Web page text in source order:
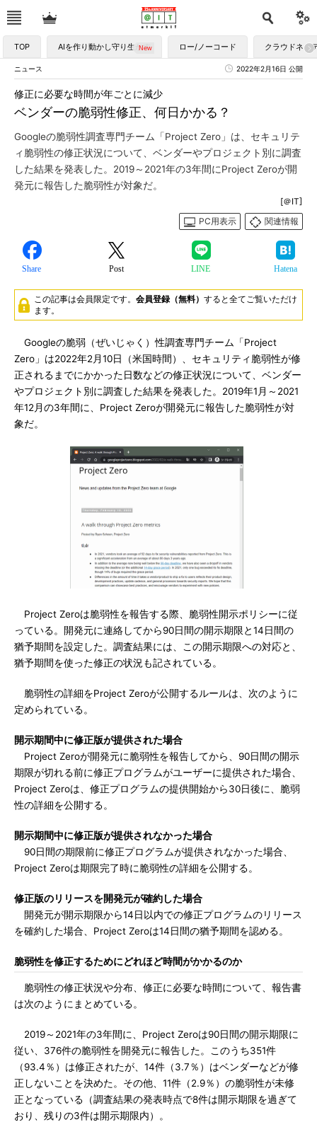
TOP AIを作り動かし守り生かす ロー/ノーコード クラウドネイ
ニュース 2022年2月16日 公開
ベンダーの脆弱性修正、何日かかる？
修正に必要な時間が年ごとに減少
Googleの脆弱性調査専門チーム「Project Zero」は、セキュリテ
ィ脆弱性の修正状況について、ベンダーやプロジェクト別に調査
した結果を発表した。2019～2021年の3年間にProject Zeroが開
発元に報告した脆弱性が対象だ。
[＠IT]
PC用表示
関連情報
Share Post LINE Hatena
この記事は会員限定です。 会員登録（無料） すると全てご覧いただけ
ます。
Googleの脆弱（ぜいじゃく）性調査専門チーム「Project
Zero」は2022年2月10日（米国時間）、セキュリティ脆弱性が修
正されるまでにかかった日数などの修正状況について、ベンダー
やプロジェクト別に調査した結果を発表した。2019年1月～2021
年12月の3年間に、Project Zeroが開発元に報告した脆弱性が対
象だ。
Project Zeroは脆弱性を報告する際、脆弱性開示ポリシーに従
っている。開発元に連絡してから90日間の開示期限と14日間の
猶予期間を設定した。調査結果には、この開示期限への対応と、
猶予期間を使った修正の状況も記されている。
脆弱性の詳細をProject Zeroが公開するルールは、次のように
定められている。
開示期間中に修正版が提供された場合
Project Zeroが開発元に脆弱性を報告してから、90日間の開示
期限が切れる前に修正プログラムがユーザーに提供された場合、
Project Zeroは、修正プログラムの提供開始から30日後に、脆弱
性の詳細を公開する。
開示期間中に修正版が提供されなかった場合
90日間の期限前に修正プログラムが提供されなかった場合、
Project Zeroは期限完了時に脆弱性の詳細を公開する。
修正版のリリースを開発元が確約した場合
開発元が開示期限から14日以内での修正プログラムのリリース
を確約した場合、Project Zeroは14日間の猶予期間を認める。
脆弱性を修正するためにどれほど時間がかかるのか
脆弱性の修正状況や分布、修正に必要な時間について、報告書
は次のようにまとめている。
2019～2021年の3年間に、Project Zeroは90日間の開示期限に
従い、376件の脆弱性を開発元に報告した。このうち351件
（93.4％）は修正されたが、14件（3.7％）はベンダーなどが修
正しないことを決めた。その他、11件（2.9％）の脆弱性が未修
正となっている（調査結果の発表時点で8件は開示期限を過ぎて
おり、残りの3件は開示期限内）。